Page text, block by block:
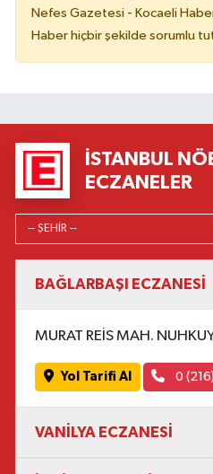
Nefes Gazetesi - Kocaeli
Haber hiçbir şekilde sorumlu
İSTANBUL
ECZANELER
BAĞLARBAŞI ECZANESİ
MURAT REİS MAH.
Yol Tarifi Al 0
VANİLYA ECZANESİ